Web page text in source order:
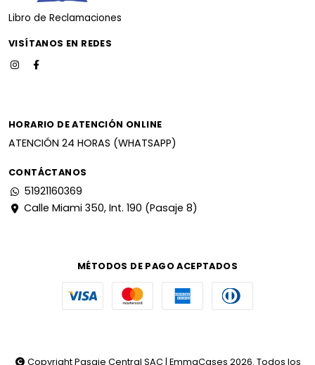
Libro de Reclamaciones
VISÍTANOS EN REDES
HORARIO DE ATENCIÓN ONLINE
ATENCIÓN 24 HORAS (WHATSAPP)
CONTÁCTANOS
51921160369
Calle Miami 350, Int. 190 (Pasaje 8)
MÉTODOS DE PAGO ACEPTADOS
Copyright Pasaje Central SAC | EmmaCases 2026. Todos los